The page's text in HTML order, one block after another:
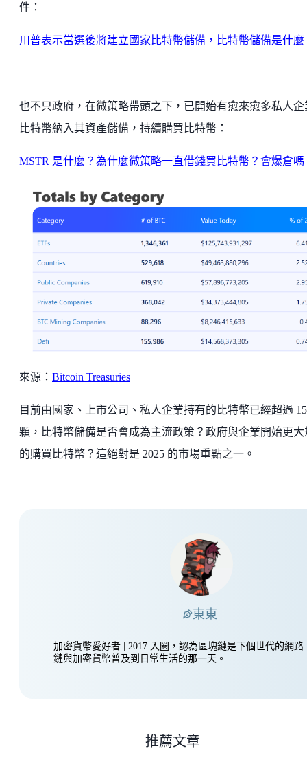
件：
川普表示當選後將建立國家比特幣儲備，比特幣儲備是什麼
也不只政府，在微策略帶頭之下，已開始有愈來愈多私人企
比特幣納入其資產儲備，持續購買比特幣：
MSTR 是什麼？為什麼微策略一直借錢買比特幣？會爆倉嗎
來源： Bitcoin Treasuries
目前由國家、上市公司、私人企業持有的比特幣已經超過
顆，比特幣儲備是否會成為主流政策？政府與企業開始更大
的購買比特幣？這絕對是 2025 的市場重點之一。
東東
加密貨幣愛好者 | 2017 入圈，認為區塊鏈是下個世代的網路
鏈與加密貨幣普及到日常生活的那一天。
推薦文章